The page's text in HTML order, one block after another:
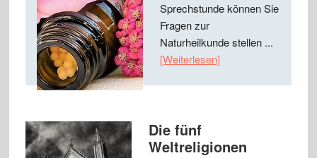
Sprechstunde können Sie
Fragen zur
Naturheilkunde stellen ...
[Weiterlesen]
Die fünf
Weltreligionen